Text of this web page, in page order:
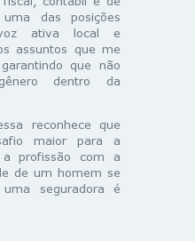
uma das posições
ativa local e
assuntos que me
que não
dentro da
reconhece que
maior para a
profissão com a
de um homem se
seguradora é